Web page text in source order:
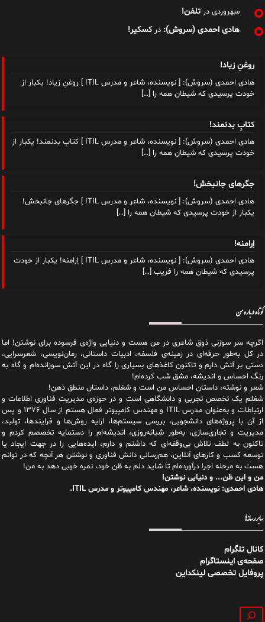
سهروردی در تلفن!
هادی احمدی (سروش): درکسکیر!
روغنِ زیاد!
هادی احمدی (سروش): [ نویسنده، شاعر و مدرس ITIL ] روغنِ زیاد! یکبار از
خودت پرسیدی که شیطان همه را […]
کتابِ بدنمند!
هادی احمدی (سروش): [ نویسنده، شاعر و مدرس ITIL ] کتابِ بدنمند! یکبار از
خودت پرسیدی که شیطان همه را […]
جگرهای جانبخش!
هادی احمدی (سروش): [ نویسنده، شاعر و مدرس ITIL ] جگرهای جانبخش!
یکبار از خودت پرسیدی که شیطان همه را […]
اِرامنه!
هادی احمدی (سروش): [ نویسنده، شاعر و مدرس ITIL ] اِرامنه! یکبار از خودت
پرسیدی که شیطان همه را فریب […]
کوتاه درباره من
اگرچه سر سوزنی ذوق شاعری در من هست و دنیایی واژه‌‌ی فرسوده برای نوشتن! اما
در کل به‌طور حرفه‌ای در زمینه‌ی فلسفه، ادبیات داستانی، رمان‌نویسی، شعرسرایی،
دستی بر آتش دارم و تاکنون کاغذهای بسیاری را گاه در این آتش سوزانده‌ام و گاه به
رنگ احساس و اندیشه، مشق شب کرده‌ام!
شعر و نوشته، داستان احساس من است و شغلم، داستان منطق ذهن!
شغلم یک تخصص تجربی و دانشگاهی است و در حوزه‌ی مدیریت فناوری اطلاعات و
ارتباطات و به‌عنوان مدرس ITIL و مهندس کامپیوتر فعال هستم از سال ۱۳۷۶ و پس
از آن با پروژه‌های دانشجویی، بررسی سیستم‌ها، ارایه روش‌ها و فرایندها، تولید،
مدیریت و تجاری‌سازی، به‌طور شبانه‌روزی، اندیشه‌ام را دستمایه تخصصم کردم و
تاکنون به لطف تلاش بی‌وقفه‌ای که داشتم و دارم، اید‌ه‌هایی را در جهت ایجاد یا
توسعه کسب و کارهای آنلاین، هم‌رسانی دانش فناوری و نوشتن هر آنچه که در توانم
هست به مرحله اجرا درآورده‌ام تا شاید دلم به ظن خود، نمره خوبی دهد به من!
من و این ظن... و دنیایی نوشتن!
هادی احمدی: نویسنده، شاعر، مهندس کامپیوتر و مدرس ITIL.
سایر رسانه‌ها
کانال تلگرام
صفحه‌ی اینستاگرام
پروفایل تخصصی لینکداین
جستجو